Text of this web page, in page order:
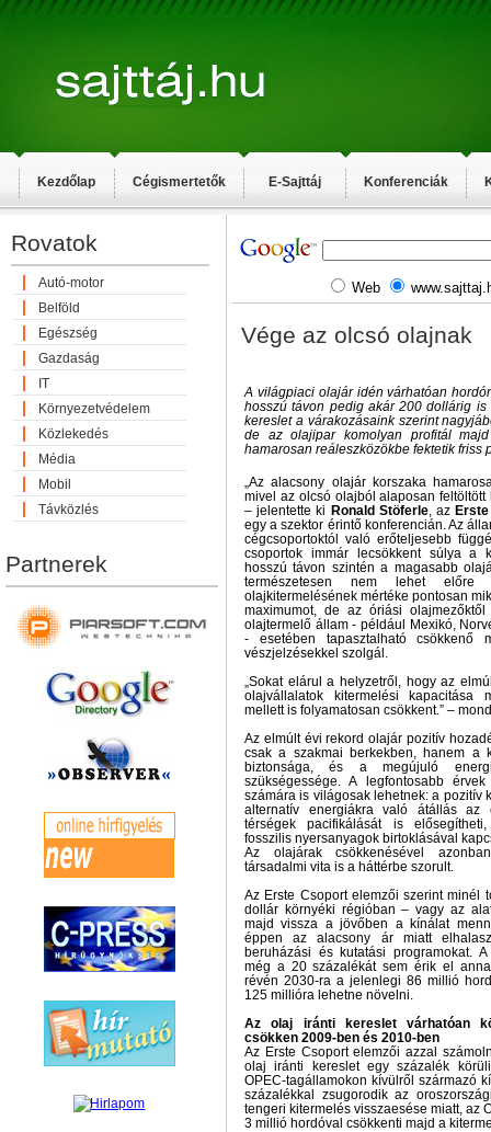
Kezdőlap Cégismertetők E-Sajttáj Konferenciák
Rovatok
Autó-motor
Belföld
Egészség
Gazdaság
IT
Környezetvédelem
Közlekedés
Média
Mobil
Távközlés
Partnerek
Web
Vége az olcsó olajnak
A világpiaci olajár idén várhatóan
hosszú távon pedig akár 200 dollárig
kereslet a várakozásaink szerint
de az olajipar komolyan profitál
hamarosan reáleszközökbe fektetik friss
„Az alacsony olajár korszaka
mivel az olcsó olajból alaposan feltöltött
– jelentette ki Ronald Stöferle, az
egy a szektor érintő konferencián. Az
cégcsoportoktól való erőteljesebb
csoportok immár lecsökkent súlya a
hosszú távon szintén a magasabb
természetesen nem lehet
olajkitermelésének mértéke pontosan
maximumot, de az óriási
olajtermelő állam - például Mexikó,
- esetében tapasztalható csökkenő
vészjelzésekkel szolgál.
„Sokat elárul a helyzetről, hogy az
olajvállalatok kitermelési kapacitása
mellett is folyamatosan csökkent.” –
Az elmúlt évi rekord olajár pozitív
csak a szakmai berkekben, hanem a
biztonsága, és a megújuló
szükségessége. A legfontosabb
számára is világosak lehetnek: a pozitív
alternatív energiákra való átállás az
térségek pacifikálását is
fosszilis nyersanyagok birtoklásával
Az olajárak csökkenésével
társadalmi vita is a háttérbe szorult.
Az Erste Csoport elemzői szerint minél
dollár környéki régióban – vagy az
majd vissza a jövőben a kínálat
éppen az alacsony ár miatt
beruházási és kutatási programokat.
még a 20 százalékát sem érik el
révén 2030-ra a jelenlegi 86 millió
125 millióra lehetne növelni.
Az olaj iránti kereslet várhatóan
csökken 2009-ben és 2010-ben
Az Erste Csoport elemzői azzal
olaj iránti kereslet egy százalék
OPEC-tagállamokon kívülről származó
százalékkal zsugorodik az
tengeri kitermelés visszaesése miatt, az
3 millió hordóval csökkenti majd a